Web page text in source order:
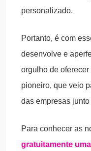
personalizado.
Portanto, é com
desenvolve e
orgulho de
pioneiro, que veio
das empresas
Para conhecer as
gratuitamente